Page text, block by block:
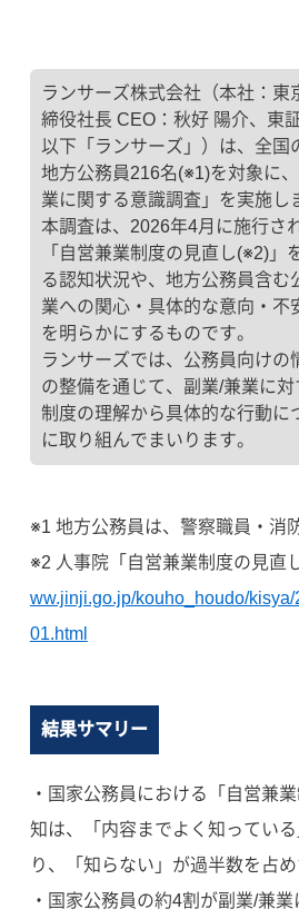
ランサーズ株式会社（本社：東
締役社長 CEO：秋好 陽介、東
以下「ランサーズ」）は、全国
地方公務員216名(※1)を対象に
業に関する意識調査」を実施し
本調査は、2026年4月に施行さ
「自営兼業制度の見直し(※2)」
る認知状況や、地方公務員含む
業への関心・具体的な意向・不
を明らかにするものです。
ランサーズでは、公務員向けの
の整備を通じて、副業/兼業に対
制度の理解から具体的な行動に
に取り組んでまいります。
※1 地方公務員は、警察職員・消
※2 人事院「自営兼業制度の見直
ww.jinji.go.jp/kouho_houdo/
01.html
結果サマリー
・国家公務員における「自営兼
知は、「内容までよく知ってい
り、「知らない」が過半数を占め
・国家公務員の約4割が副業/兼